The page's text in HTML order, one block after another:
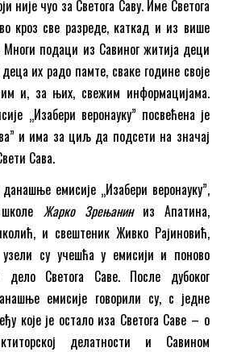
није чуо за Светога Саву. Име Светога
кроз све разреде, каткад и из више
Многи подаци из Савиног житија деци
их радо памте, сваке године своје
и, за њих, свежим информацијама.
„Изабери веронауку” посвећена је
и има за циљ да подсети на значај
Сава.
емисије „Изабери веронауку”,
Жарко Зрењаниниз Апатина,
и свештеник Живко Рајиновић,
узели су учешћа у емисији и поново
дело Светога Саве. После дубоког
емисије говорили су, с једне
које је остало иза Светога Саве – о
ктиторској делатности и Савином